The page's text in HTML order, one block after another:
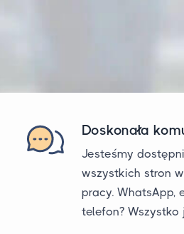
Doskonała
Jesteśmy
wszystkich stron
pracy. WhatsApp,
telefon? Wszystko